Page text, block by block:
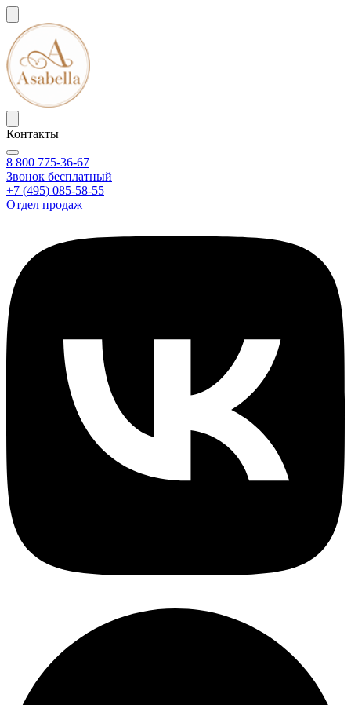
Контакты
8 800 775-36-67
Звонок бесплатный
+7 (495) 085-58-55
Отдел продаж